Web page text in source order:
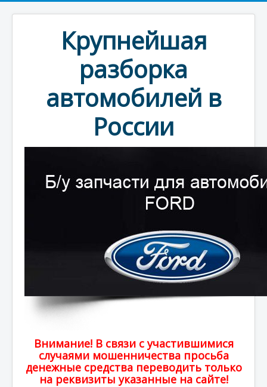
Крупнейшая
разборка
автомобилей в
России
Внимание! В связи с участившимися
случаями мошенничества просьба
денежные средства переводить только
на реквизиты указанные на сайте!